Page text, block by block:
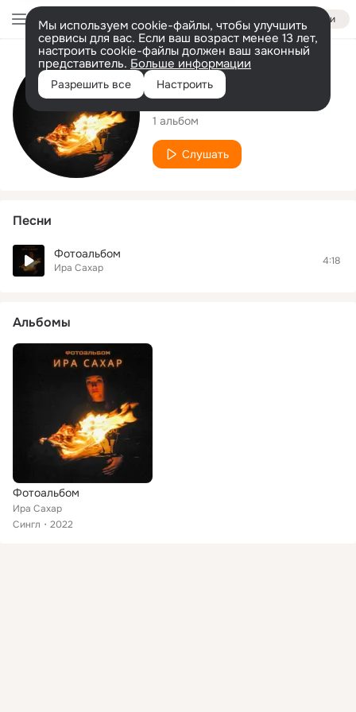
Войти
Мы используем cookie-файлы, чтобы улучшить
сервисы для вас. Если ваш возраст менее 13 лет,
настроить cookie-файлы должен ваш законный
представитель. Больше информации
Разрешить все Настроить
Исполнитель
Ира Сахар
1 альбом
Слушать
Песни
Фотоальбом
Ира Сахар
4:18
Альбомы
Фотоальбом
Ира Сахар
Сингл
2022